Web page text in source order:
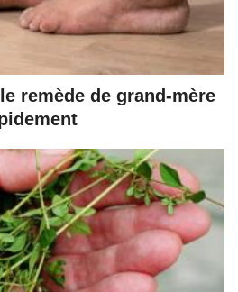
remède de grand-mère